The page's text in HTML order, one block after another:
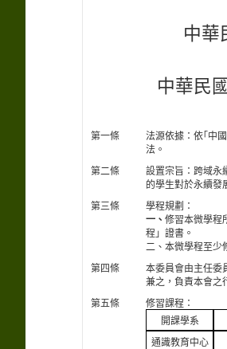
中華
中華民
第一條
法源依據：依｢中
法。
第二條
設置宗旨：跨域永
的學生對於永續發
第三條
學程規劃：
一、 修習本微學程
程」證書。
二、本微學程至少
第四條
本委員會由主任委
兼之，負責本會之
第五條
修習課程：
開課學系
通識教育中心